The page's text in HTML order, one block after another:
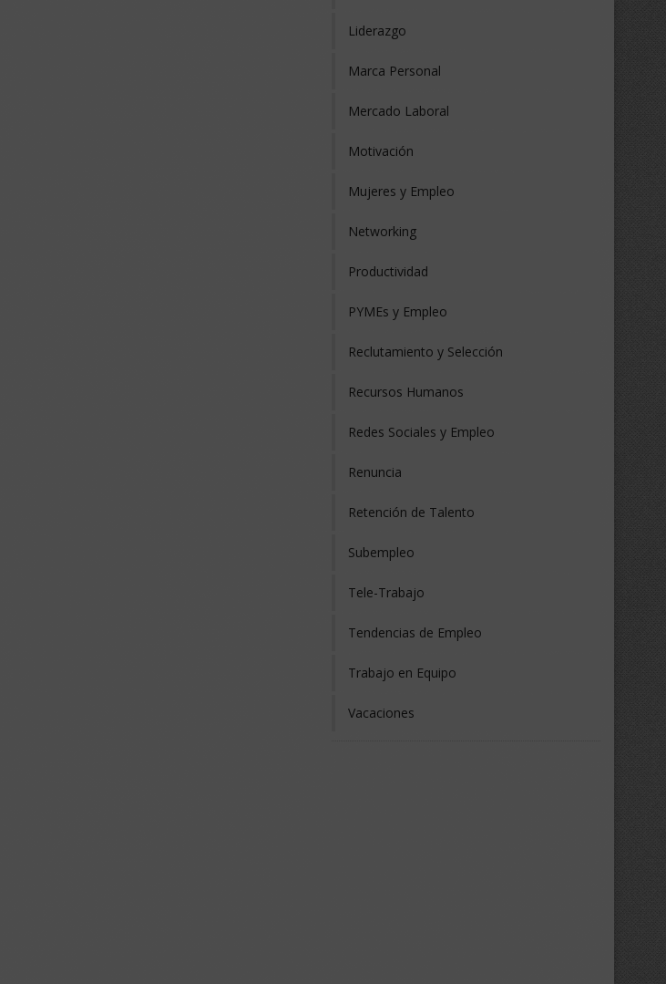
Liderazgo
Marca Personal
Mercado Laboral
Motivación
Mujeres y Empleo
Networking
Productividad
PYMEs y Empleo
Reclutamiento y Selección
Recursos Humanos
Redes Sociales y Empleo
Renuncia
Retención de Talento
Subempleo
Tele-Trabajo
Tendencias de Empleo
Trabajo en Equipo
Vacaciones